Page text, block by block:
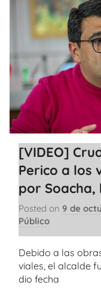
[VIDEO]
Perico a los
por Soacha,
Posted on 9 de
Público
Debido a las
viales, el alcalde
dio fecha